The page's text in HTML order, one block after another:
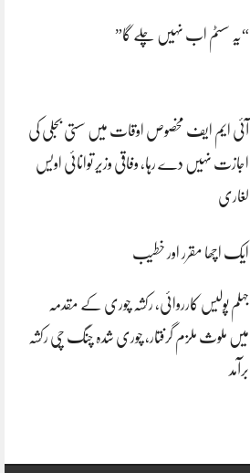
“یہ سسٹم اب نہیں چلے گا”
آئی ایم ایف مخصوص اوقات میں سستی بجلی کی
اجازت نہیں دے رہا، وفاقی وزیر توانائی اویس
لغاری
ایک اچھا مقرر اور خطیب
جہلم پولیس کارروائی، رکشہ چوری کے مقدمہ
میں ملوث ملزم گرفتار، چوری شدہ چنگ چی رکشہ
برآمد